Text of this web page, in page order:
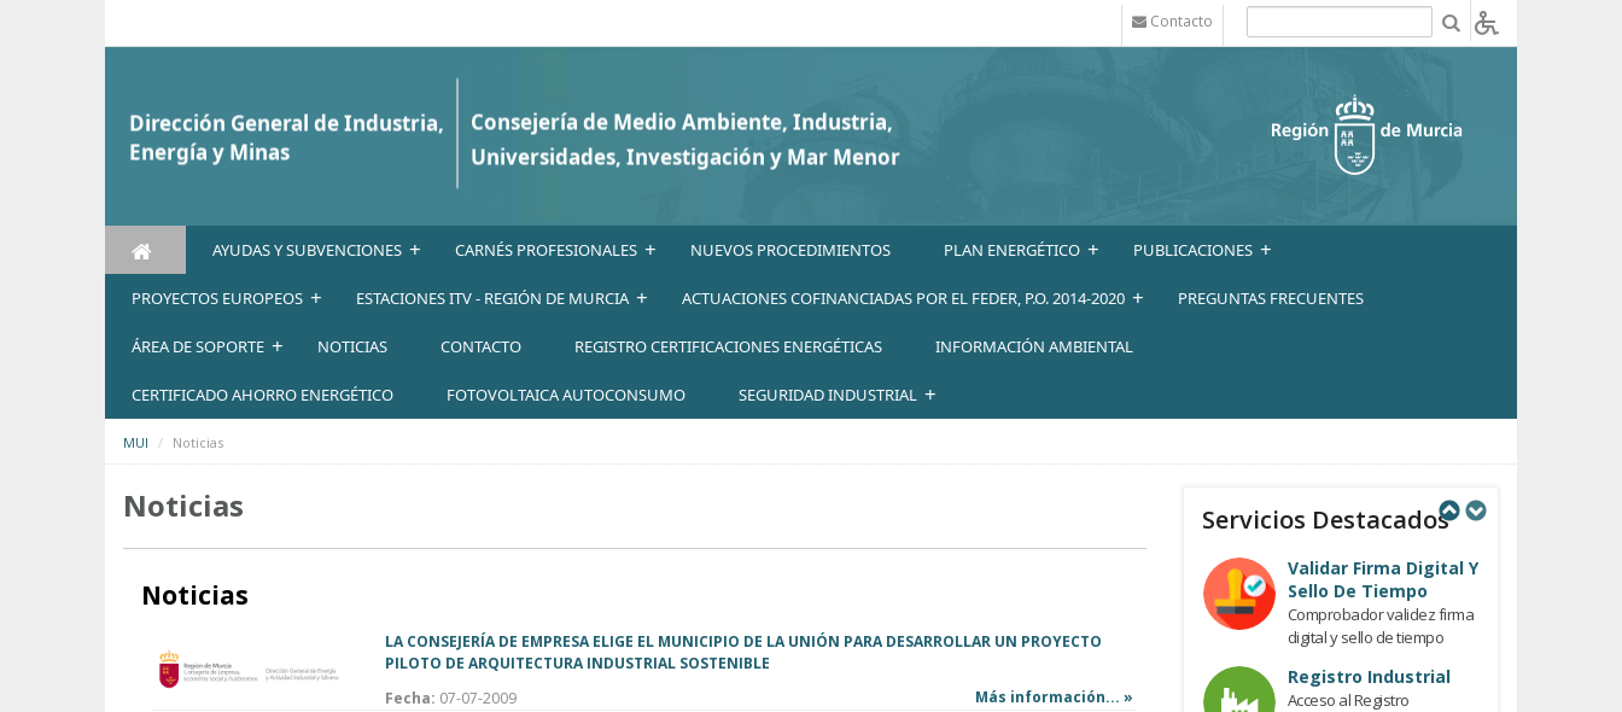
Contacto
AYUDAS Y SUBVENCIONES + CARNÉS PROFESIONALES + NUEVOS PROCEDIMIENTOS PLAN ENERGÉTICO + PUBLICACIONES +
PROYECTOS EUROPEOS + ESTACIONES ITV - REGIÓN DE MURCIA + ACTUACIONES COFINANCIADAS POR EL FEDER, P.O. 2014-2020 + PREGUNTAS FRECUENTES
ÁREA DE SOPORTE + NOTICIAS CONTACTO REGISTRO CERTIFICACIONES ENERGÉTICAS INFORMACIÓN AMBIENTAL
CERTIFICADO AHORRO ENERGÉTICO FOTOVOLTAICA AUTOCONSUMO SEGURIDAD INDUSTRIAL +
MUI Noticias
Noticias
Noticias
LA CONSEJERÍA DE EMPRESA ELIGE EL MUNICIPIO DE LA UNIÓN PARA DESARROLLAR UN PROYECTO
PILOTO DE ARQUITECTURA INDUSTRIAL SOSTENIBLE
Fecha: 07-07-2009 Más información... »
Servicios Destacados
Validar Firma Digital Y
Sello De Tiempo
Comprobador validez firma
digital y sello de tiempo
Registro Industrial
Acceso al Registro
Previous